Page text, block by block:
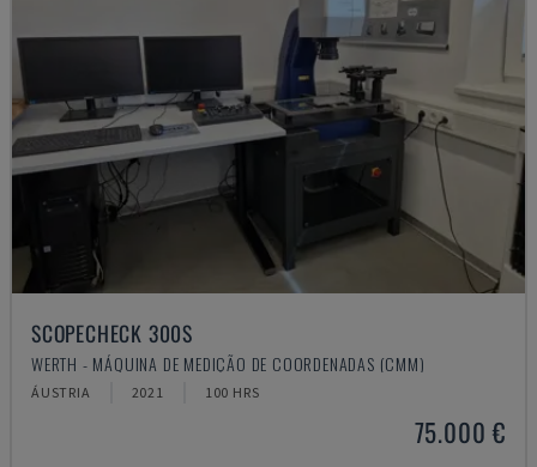
SCOPECHECK 300S
WERTH - MÁQUINA DE MEDIÇÃO DE COORDENADAS (CMM)
ÁUSTRIA 2021 100 HRS
75.000 €